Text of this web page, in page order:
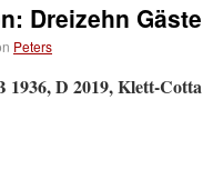
Dreizehn Gäste
Peters
1936, D 2019, Klett-Cotta